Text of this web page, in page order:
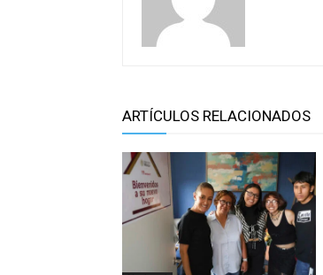
ARTÍCULOS RELACIONADOS